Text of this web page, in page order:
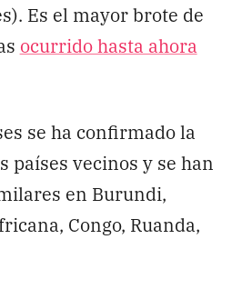
Es el mayor brote de
ocurrido hasta ahora
se ha confirmado la
países vecinos y se han
en Burundi,
Congo, Ruanda,